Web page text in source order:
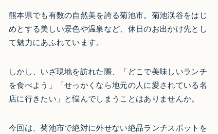
熊本県でも有数の自然美を誇る菊池市。菊池渓谷をはじ
めとする美しい景色や温泉など、休日のお出かけ先とし
て魅力にあふれています。
しかし、いざ現地を訪れた際、「どこで美味しいランチ
を食べよう」「せっかくなら地元の人に愛されている名
店に行きたい」と悩んでしまうことはありませんか。
今回は、菊池市で絶対に外せない絶品ランチスポットを